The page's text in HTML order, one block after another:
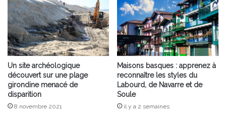
Un site archéologique
découvert sur une plage
girondine menacé de
disparition
8 novembre 2021
Maisons basques : apprenez à
reconnaître les styles du
Labourd, de Navarre et de
Soule
il y a 2 semaines